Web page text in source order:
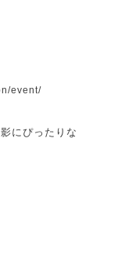
event/
にぴったりな